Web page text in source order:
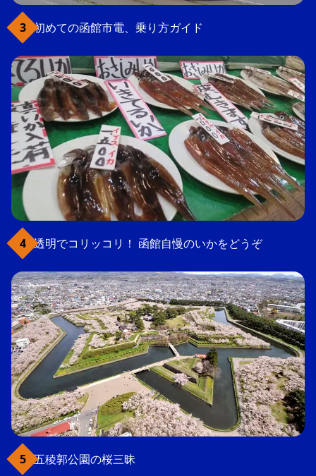
初めての函館市電、乗り方ガイド
透明でコリッコリ！ 函館自慢のいかをどうぞ
五稜郭公園の桜三昧